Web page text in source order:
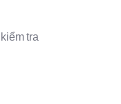
tra